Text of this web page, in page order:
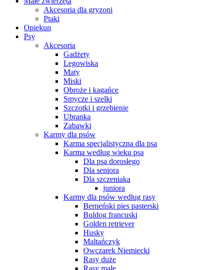
Akcesoria dla gryzoni
Ptaki
Opiekun
Psy
Akcesoria
Gadżety
Legowiska
Maty
Miski
Obroże i kagańce
Smycze i szelki
Szczotki i grzebienie
Ubranka
Zabawki
Karmy dla psów
Karma specjalistyczna dla psa
Karma według wieku psa
Dla psa dorosłego
Dla seniora
Dla szczeniaka
juniora
Karmy dla psów według rasy
Berneński pies pasterski
Buldog francuski
Golden retriever
Husky
Maltańczyk
Owczarek Niemiecki
Rasy duże